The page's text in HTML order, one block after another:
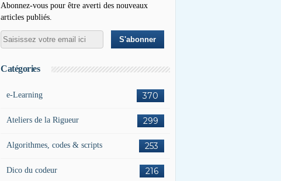
Abonnez-vous pour être averti des nouveaux
articles publiés.
Catégories
370
e-Learning
299
Ateliers de la Rigueur
253
Algorithmes, codes & scripts
216
Dico du codeur